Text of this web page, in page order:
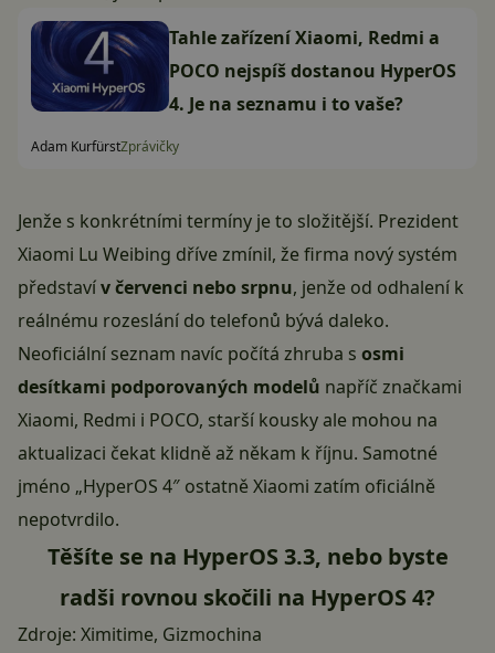
Tahle zařízení Xiaomi, Redmi a
POCO nejspíš dostanou HyperOS
4. Je na seznamu i to vaše?
Adam KurfürstZprávičky
Jenže s konkrétními termíny je to složitější. Prezident
Xiaomi Lu Weibing dříve zmínil, že firma nový systém
představív červenci nebo srpnu, jenže od odhalení k
reálnému rozeslání do telefonů bývá daleko.
Neoficiální seznam navíc počítá zhruba s osmi
desítkami podporovaných modelů napříč značkami
Xiaomi, Redmi i POCO, starší kousky ale mohou na
aktualizaci čekat klidně až někam k říjnu. Samotné
jméno „HyperOS 4″ ostatně Xiaomi zatím oficiálně
nepotvrdilo.
Těšíte se na HyperOS 3.3, nebo byste
radši rovnou skočili na HyperOS 4?
Zdroje: Ximitime, Gizmochina